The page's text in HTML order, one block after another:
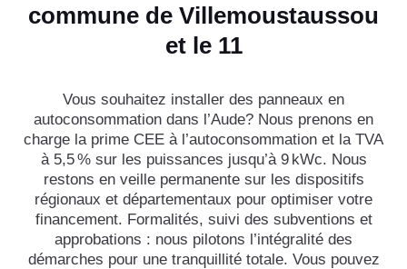
commune de Villemoustaussou
et le 11
Vous souhaitez installer des panneaux en
autoconsommation dans l’Aude? Nous prenons en
charge la prime CEE à l’autoconsommation et la TVA
à 5,5 % sur les puissances jusqu’à 9 kWc. Nous
restons en veille permanente sur les dispositifs
régionaux et départementaux pour optimiser votre
financement. Formalités, suivi des subventions et
approbations : nous pilotons l’intégralité des
démarches pour une tranquillité totale. Vous pouvez